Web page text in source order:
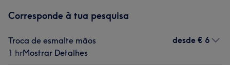
Corresponde à tua pesquisa
Troca de esmalte mãos
1 hrMostrar Detalhes
desde € 6